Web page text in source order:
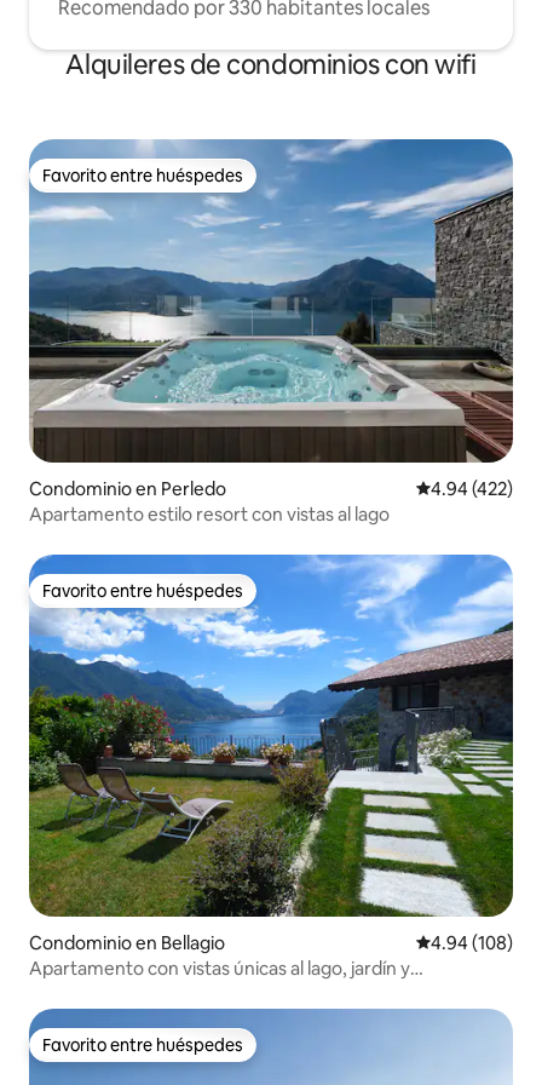
villa. Más tarde, su hija erigió una lápida
en su memoria. En el pequeño
cementerio de Blevio es posible visitar la
tumba de Giuditta Pasta que murió en
Recomendado por 330 habitantes locales
Alquileres de condominios con wifi
Favorito entre huéspedes
Favorito entre huéspedes
Condominio en Perledo Calificación
4.94 (422)
Apartamento estilo resort con vistas al lago
Favorito entre huéspedes
Favorito entre huéspedes
Condominio en Bellagio Calificación
4.94 (108)
Apartamento con vistas únicas al lago, jardín y
Favorito entre huéspedes
Favorito entre huéspedes